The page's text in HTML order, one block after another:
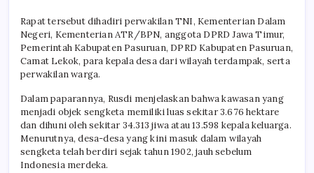
Rapat tersebut dihadiri perwakilan TNI, Kementerian Dalam
Negeri, Kementerian ATR/BPN, anggota DPRD Jawa Timur,
Pemerintah Kabupaten Pasuruan, DPRD Kabupaten Pasuruan,
Camat Lekok, para kepala desa dari wilayah terdampak, serta
perwakilan warga.
Dalam paparannya, Rusdi menjelaskan bahwa kawasan yang
menjadi objek sengketa memiliki luas sekitar 3.676 hektare
dan dihuni oleh sekitar 34.313 jiwa atau 13.598 kepala keluarga.
Menurutnya, desa-desa yang kini masuk dalam wilayah
sengketa telah berdiri sejak tahun 1902, jauh sebelum
Indonesia merdeka.